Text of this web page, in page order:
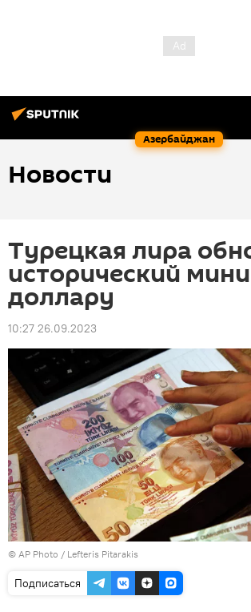
Азербайджан
Новости
Турецкая лира
исторический
доллару
10:27 26.09.2023
© AP Photo / Lefteris Pitarakis
Подписаться